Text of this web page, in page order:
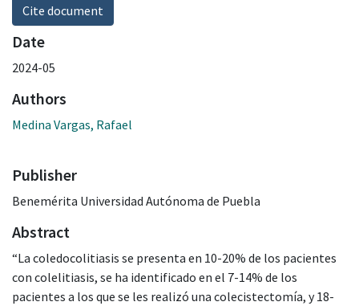
Cite document
Date
2024-05
Authors
Medina Vargas, Rafael
Publisher
Benemérita Universidad Autónoma de Puebla
Abstract
“La coledocolitiasis se presenta en 10-20% de los pacientes
con colelitiasis, se ha identificado en el 7-14% de los
pacientes a los que se les realizó una colecistectomía, y 18-